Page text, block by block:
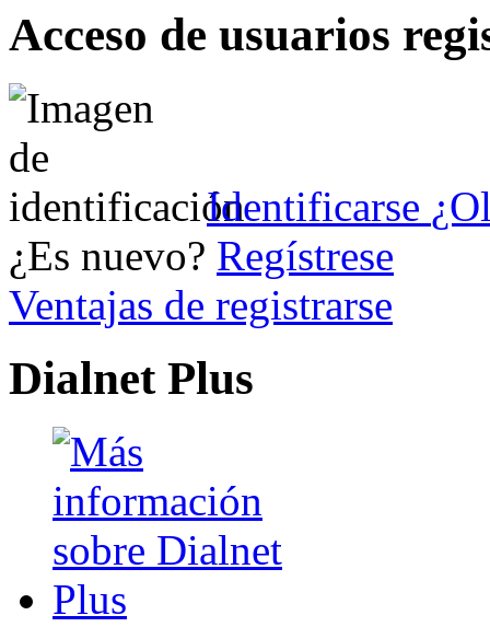
Acceso de usuarios
Identificarse
¿Es nuevo? Regístrese
Ventajas de registrarse
Dialnet Plus